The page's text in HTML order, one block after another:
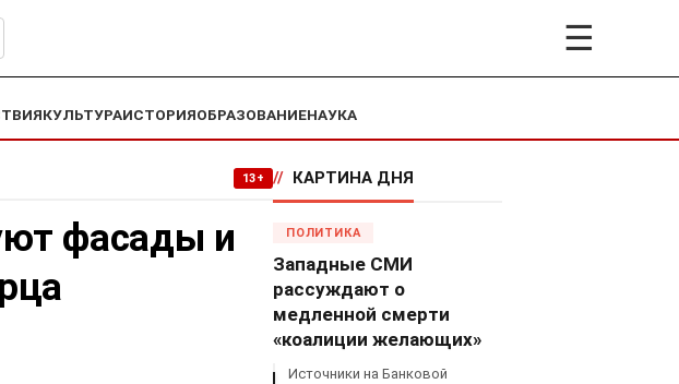
☰
КУЛЬТУРАИСТОРИЯОБРАЗОВАНИЕНАУКА
13+
фасады и
// КАРТИНА ДНЯ
ПОЛИТИКА
Западные СМИ
рассуждают о
медленной смерти
«коалиции желающих»
Источники на Банковой